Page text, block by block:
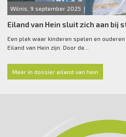
Wilnis, 9 september 2025
Eiland van Hein sluit zich aan bij
Een plek waar kinderen spelen en
Eiland van Hein zijn. Door de...
Meer in dossier eiland van hein